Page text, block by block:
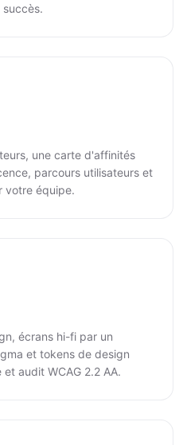
une carte d'affinités
parcours utilisateurs et
votre équipe.
écrans hi-fi par un
et tokens de design
audit WCAG 2.2 AA.